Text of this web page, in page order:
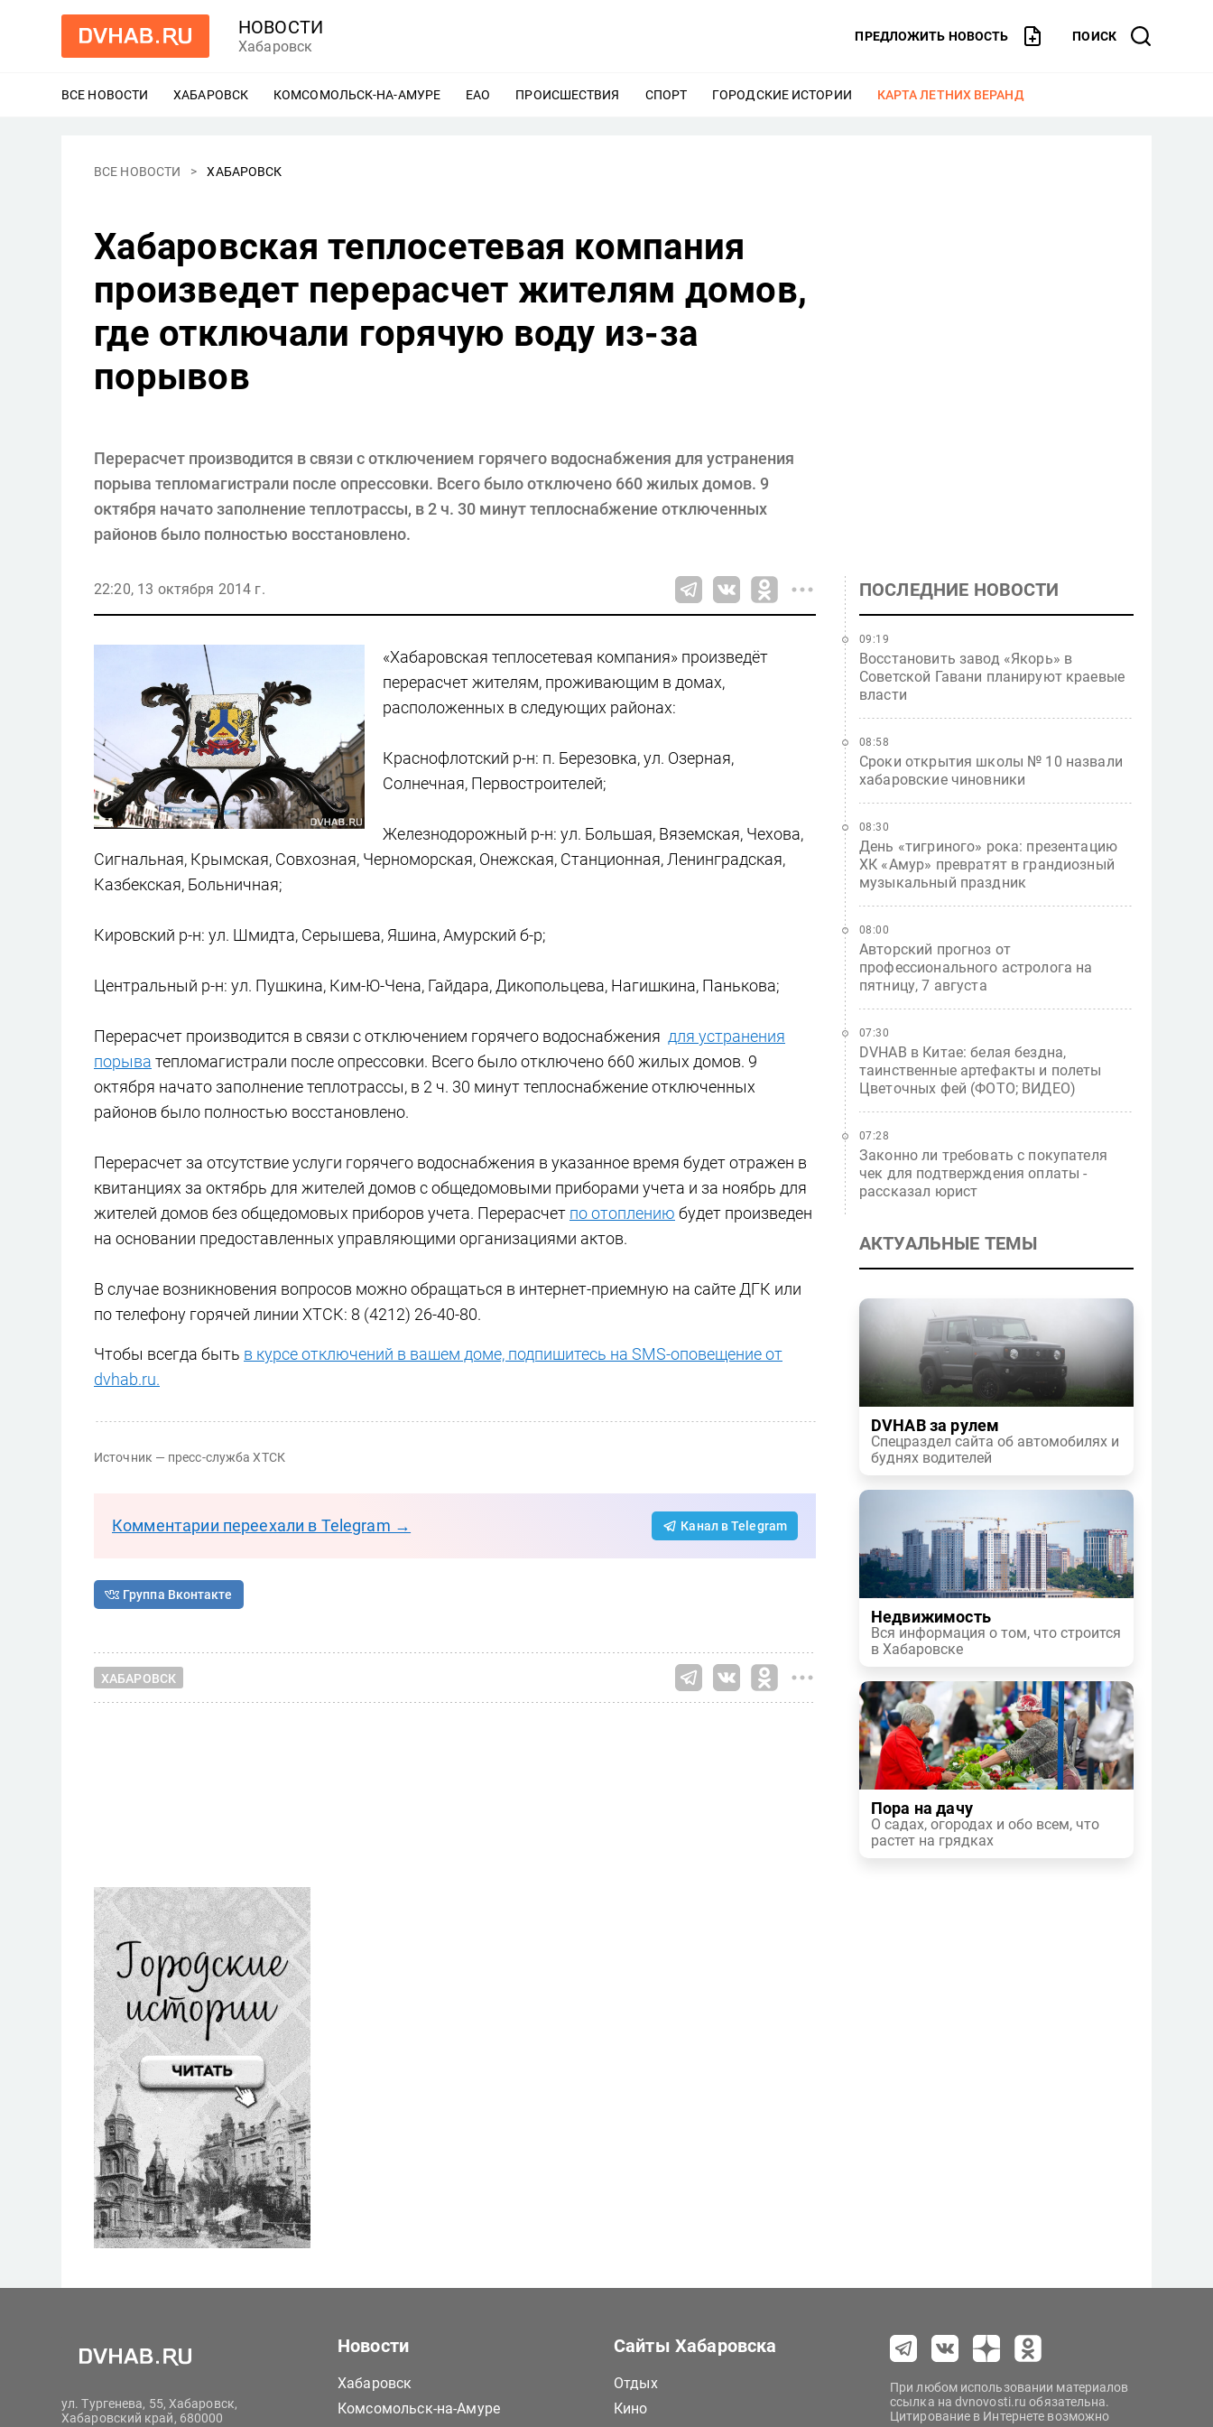
НОВОСТИ
Хабаровск
ПРЕДЛОЖИТЬ НОВОСТЬ ПОИСК
ВСЕ НОВОСТИ ХАБАРОВСК ЕЩЕ
КОМСОМОЛЬСК-НА-АМУРЕ ЕЩЕ
ЕАО ЕЩЕ
ПРОИСШЕСТВИЯ ЕЩЕ
СПОРТ ЕЩЕ
ГОРОДСКИЕ ИСТОРИИ ЕЩЕ
КАРТА ЛЕТНИХ ВЕРАНД
ВСЕ НОВОСТИ ХАБАРОВСК
Хабаровская теплосетевая компания
произведет перерасчет жителям домов,
где отключали горячую воду из-за
порывов
Перерасчет производится в связи с отключением горячего водоснабжения для устранения
порыва тепломагистрали после опрессовки. Всего было отключено 660 жилых домов. 9
октября начато заполнение теплотрассы, в 2 ч. 30 минут теплоснабжение отключенных
районов было полностью восстановлено.
22:20, 13 октября 2014 г.
«Хабаровская теплосетевая компания» произведёт
перерасчет жителям, проживающим в домах,
расположенных в следующих районах:
Краснофлотский р-н: п. Березовка, ул. Озерная,
Солнечная, Первостроителей;
Железнодорожный р-н: ул. Большая, Вяземская, Чехова,
Сигнальная, Крымская, Совхозная, Черноморская, Онежская, Станционная, Ленинградская,
Казбекская, Больничная;
Кировский р-н: ул. Шмидта, Серышева, Яшина, Амурский б-р;
Центральный р-н: ул. Пушкина, Ким-Ю-Чена, Гайдара, Дикопольцева, Нагишкина, Панькова;
Перерасчет производится в связи с отключением горячего водоснабжения для устранения
порыва тепломагистрали после опрессовки. Всего было отключено 660 жилых домов. 9
октября начато заполнение теплотрассы, в 2 ч. 30 минут теплоснабжение отключенных
районов было полностью восстановлено.
Перерасчет за отсутствие услуги горячего водоснабжения в указанное время будет отражен в
квитанциях за октябрь для жителей домов с общедомовыми приборами учета и за ноябрь для
жителей домов без общедомовых приборов учета. Перерасчет по отоплению будет произведен
на основании предоставленных управляющими организациями актов.
В случае возникновения вопросов можно обращаться в интернет-приемную на сайте ДГК или
по телефону горячей линии ХТСК: 8 (4212) 26-40-80.
Чтобы всегда быть в курсе отключений в вашем доме, подпишитесь на SMS-оповещение от
dvhab.ru.
Источник — пресс-служба ХТСК
Комментарии переехали в Telegram → Канал в Telegram
Группа Вконтакте
ХАБАРОВСК
ПОСЛЕДНИЕ НОВОСТИ
Восстановить завод «Якорь» в
Советской Гавани планируют краевые
власти
09:19
Сроки открытия школы № 10 назвали
хабаровские чиновники
08:58
День «тигриного» рока: презентацию
ХК «Амур» превратят в грандиозный
музыкальный праздник
08:30
Авторский прогноз от
профессионального астролога на
пятницу, 7 августа
08:00
DVHAB в Китае: белая бездна,
таинственные артефакты и полеты
Цветочных фей (ФОТО; ВИДЕО)
07:30
Законно ли требовать с покупателя
чек для подтверждения оплаты -
рассказал юрист
07:28
АКТУАЛЬНЫЕ ТЕМЫ
DVHAB за рулем
Спецраздел сайта об автомобилях и
буднях водителей
Недвижимость
Вся информация о том, что строится
в Хабаровске
Пора на дачу
О садах, огородах и обо всем, что
растет на грядках
ул. Тургенева, 55, Хабаровск,
Хабаровский край, 680000
Новости
Хабаровск
Комсомольск-на-Амуре
Сайты Хабаровска
Отдых
Кино
При любом использовании материалов
ссылка на dvnovosti.ru обязательна.
Цитирование в Интернете возможно